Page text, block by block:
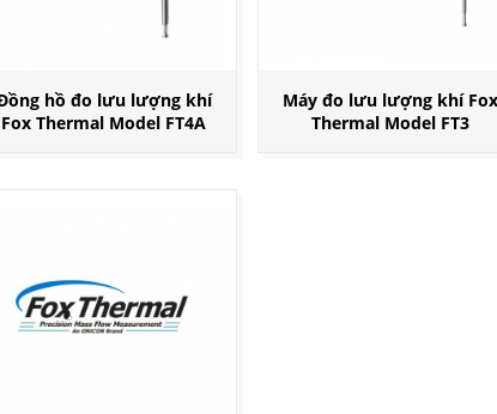
hồ đo lưu lượng khí
Fox Thermal Model FT4A
Máy đo lưu lượng khí Fox
Thermal Model FT3